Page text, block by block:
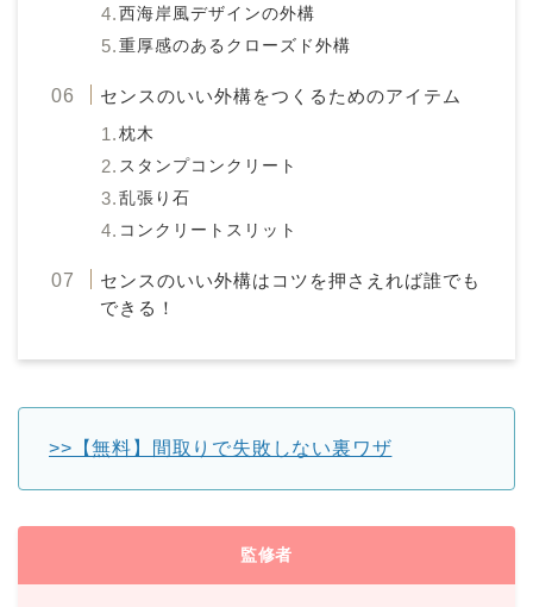
西海岸風デザインの外構
重厚感のあるクローズド外構
センスのいい外構をつくるためのアイテム
枕木
スタンプコンクリート
乱張り石
コンクリートスリット
センスのいい外構はコツを押さえれば誰でも
できる！
>>【無料】間取りで失敗しない裏ワザ
監修者